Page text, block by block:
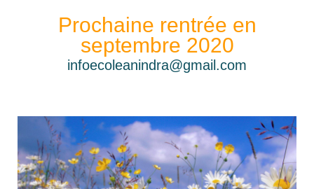
Prochaine rentrée en
septembre 2020
infoecoleanindra@gmail.com